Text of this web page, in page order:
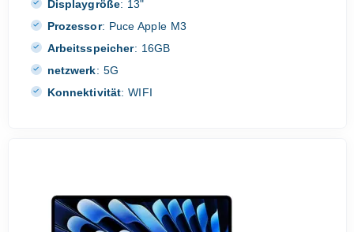
Displaygröße: 13"
Prozessor: Puce Apple M3
Arbeitsspeicher: 16GB
netzwerk: 5G
Konnektivität: WIFI